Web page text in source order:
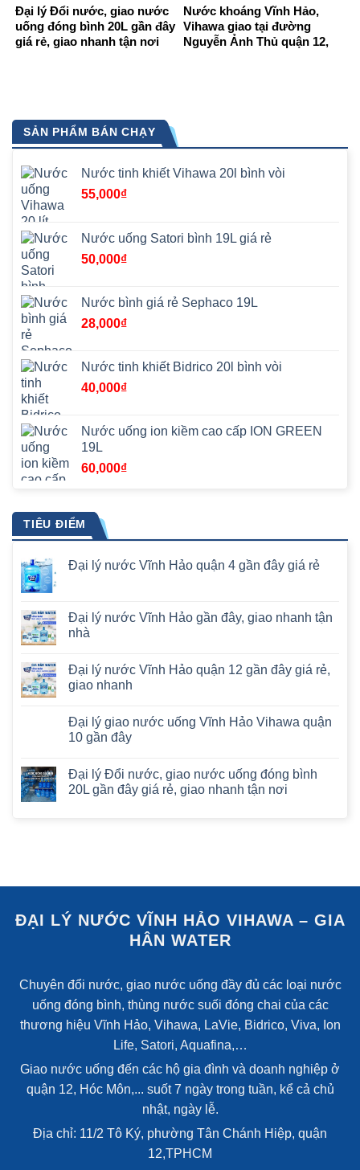
Đại lý Đổi nước, giao nước
uống đóng bình 20L gần đây
giá rẻ, giao nhanh tận nơi
Nước khoáng Vĩnh Hảo,
Vihawa giao tại đường
Nguyễn Ảnh Thủ quận 12,
SẢN PHẨM BÁN CHẠY
Nước tinh khiết Vihawa 20l bình vòi
55,000₫
Nước uống Satori bình 19L giá rẻ
50,000₫
Nước bình giá rẻ Sephaco 19L
28,000₫
Nước tinh khiết Bidrico 20l bình vòi
40,000₫
Nước uống ion kiềm cao cấp ION GREEN
19L
60,000₫
TIÊU ĐIỂM
Đại lý nước Vĩnh Hảo quận 4 gần đây giá rẻ
Đại lý nước Vĩnh Hảo gần đây, giao nhanh tận
nhà
Đại lý nước Vĩnh Hảo quận 12 gần đây giá rẻ,
giao nhanh
Đại lý giao nước uống Vĩnh Hảo Vihawa quận
10 gần đây
Đại lý Đổi nước, giao nước uống đóng bình
20L gần đây giá rẻ, giao nhanh tận nơi
ĐẠI LÝ NƯỚC VĨNH HẢO VIHAWA – GIA
HÂN WATER
Chuyên đổi nước, giao nước uống đầy đủ các loại nước
uống đóng bình, thùng nước suối đóng chai của các
thương hiệu Vĩnh Hảo, Vihawa, LaVie, Bidrico, Viva, Ion
Life, Satori, Aquafina,…
Giao nước uống đến các hộ gia đình và doanh nghiệp ở
quận 12, Hóc Môn,... suốt 7 ngày trong tuần, kể cả chủ
nhật, ngày lễ.
Địa chỉ: 11/2 Tô Ký, phường Tân Chánh Hiệp, quận
12,TPHCM